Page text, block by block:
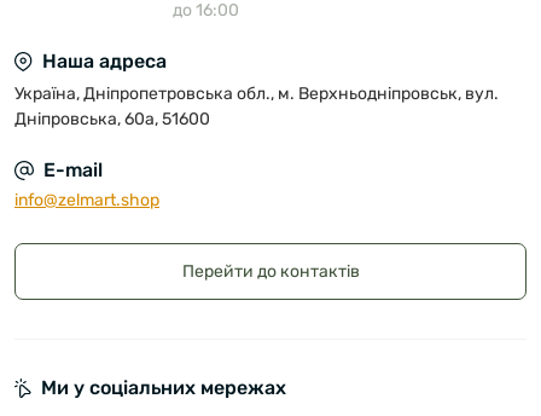
до 16:00
Наша адреса
Україна, Дніпропетровська обл., м. Верхньодніпровськ, вул.
Дніпровська, 60а, 51600
E-mail
info@zelmart.shop
Перейти до контактів
Ми у соціальних мережах